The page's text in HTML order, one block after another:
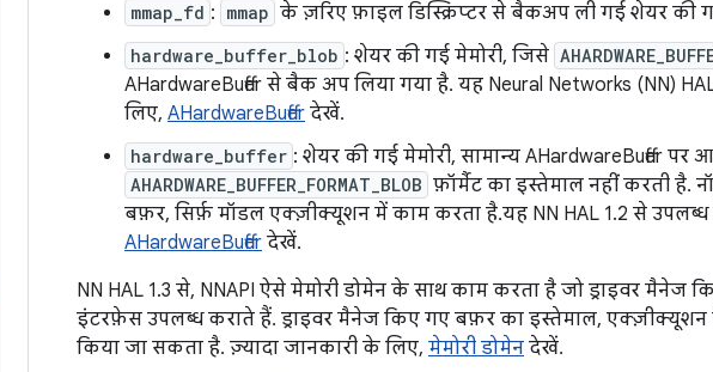
mmap_fd : mmap के ज़रिए फ़ाइल डिस्क्रिप्टर से बैकअप ली गई शेयर की
hardware_buffer_blob : शेयर की गई मेमोरी, जिसे
AHardwareBuffer से बैक अप लिया गया है. यह Neural Networks (NN)
लिए, AHardwareBuffer देखें.
hardware_buffer : शेयर की गई मेमोरी, सामान्य AHardwareBuffer पर
AHARDWARE_BUFFER_FORMAT_BLOB फ़ॉर्मैट का इस्तेमाल नहीं करती है.
बफ़र, सिर्फ़ मॉडल एक्ज़ीक्यूशन में काम करता है.यह NN HAL 1.2 से उपलब्ध
AHardwareBuffer देखें.
NN HAL 1.3 से, NNAPI ऐसे मेमोरी डोमेन के साथ काम करता है जो ड्राइवर
इंटरफ़ेस उपलब्ध कराते हैं. ड्राइवर मैनेज किए गए बफ़र का इस्तेमाल,
किया जा सकता है. ज़्यादा जानकारी के लिए, मेमोरी डोमेन देखें.